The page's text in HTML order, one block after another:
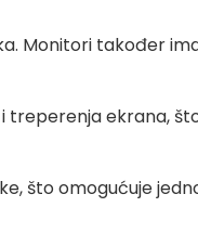
Monitori također
ekrana,
što omogućuje